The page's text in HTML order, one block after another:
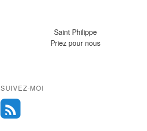
Saint Philippe
Priez pour nous
SUIVEZ-MOI